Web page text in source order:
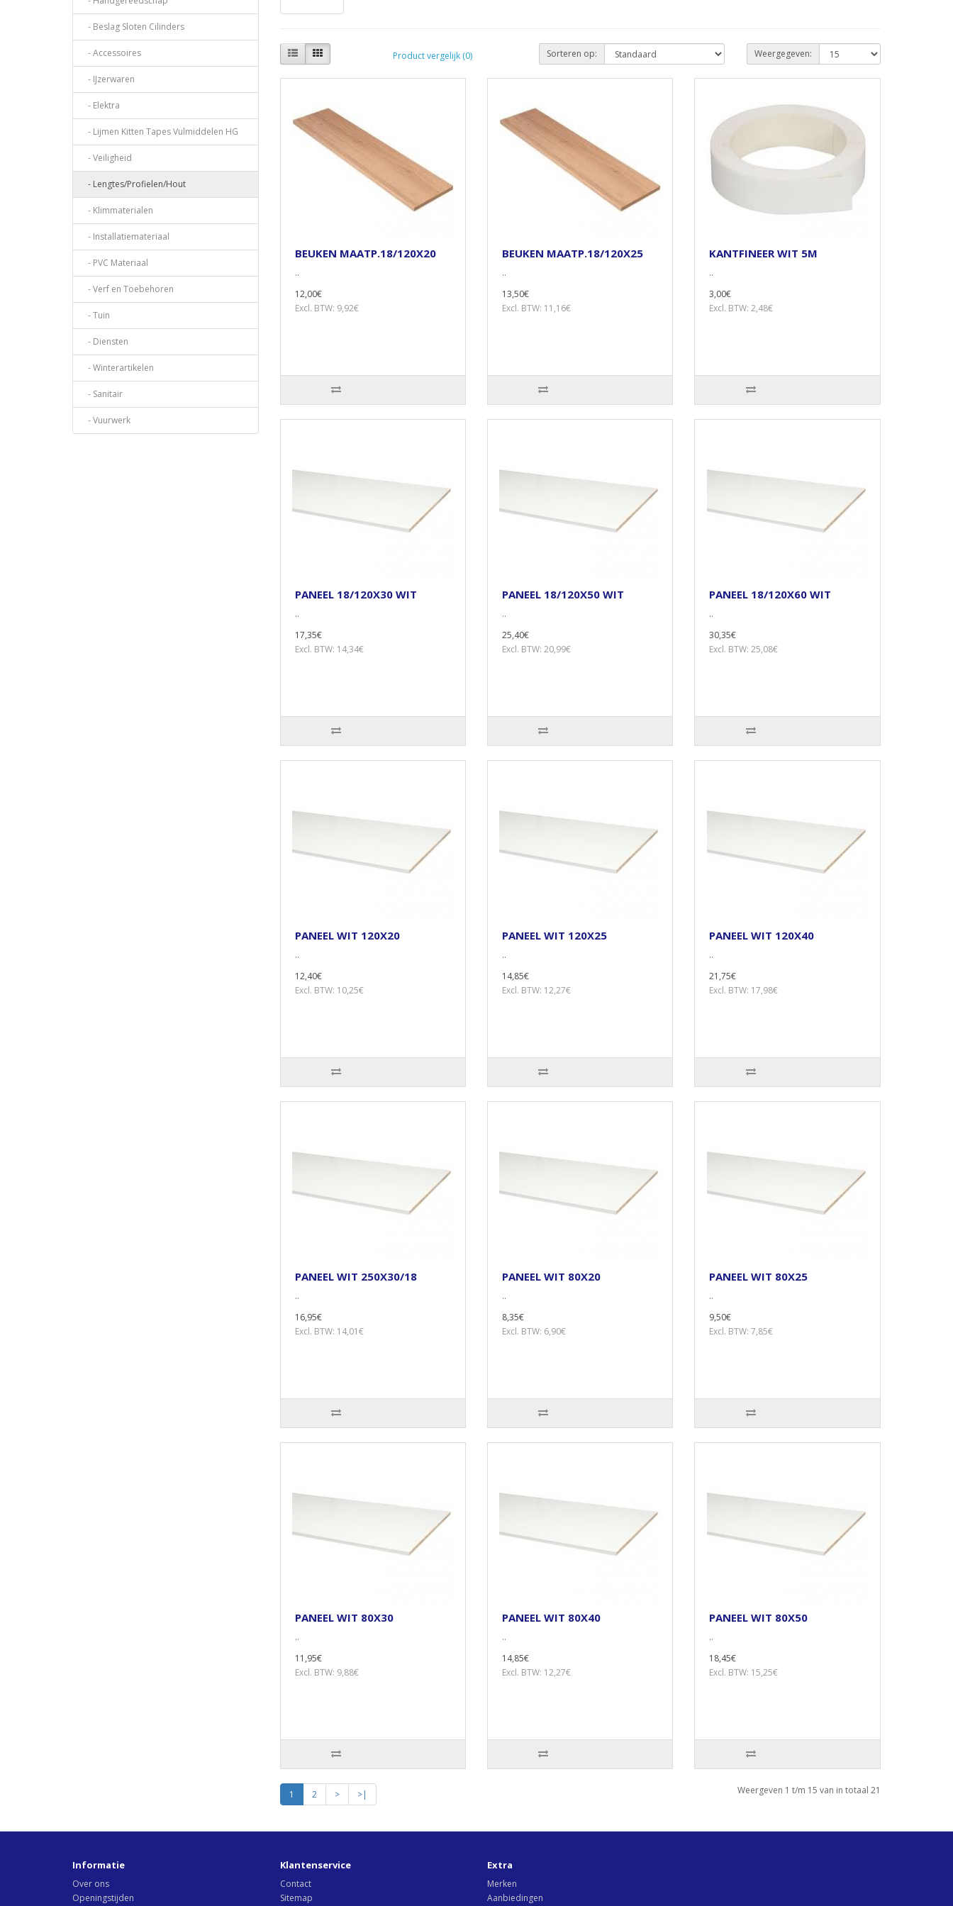
- Beslag Sloten Cilinders
- Accessoires
- IJzerwaren
- Elektra
- Lijmen Kitten Tapes Vulmiddelen HG
- Veiligheid
- Lengtes/Profielen/Hout
- Klimmaterialen
- Installatiemateriaal
- PVC Materiaal
- Verf en Toebehoren
- Tuin
- Diensten
- Winterartikelen
- Sanitair
- Vuurwerk
Product vergelijk (0) Sorteren op: Weergegeven:
BEUKEN MAATP.18/120X20
..
12,00€
Excl. BTW: 9,92€
BEUKEN MAATP.18/120X25
..
13,50€
Excl. BTW: 11,16€
KANTFINEER WIT 5M
..
3,00€
Excl. BTW: 2,48€
PANEEL 18/120X30 WIT
..
17,35€
Excl. BTW: 14,34€
PANEEL 18/120X50 WIT
..
25,40€
Excl. BTW: 20,99€
PANEEL 18/120X60 WIT
..
30,35€
Excl. BTW: 25,08€
PANEEL WIT 120X20
..
12,40€
Excl. BTW: 10,25€
PANEEL WIT 120X25
..
14,85€
Excl. BTW: 12,27€
PANEEL WIT 120X40
..
21,75€
Excl. BTW: 17,98€
PANEEL WIT 250X30/18
..
16,95€
Excl. BTW: 14,01€
PANEEL WIT 80X20
..
8,35€
Excl. BTW: 6,90€
PANEEL WIT 80X25
..
9,50€
Excl. BTW: 7,85€
PANEEL WIT 80X30
..
11,95€
Excl. BTW: 9,88€
PANEEL WIT 80X40
..
14,85€
Excl. BTW: 12,27€
PANEEL WIT 80X50
..
18,45€
Excl. BTW: 15,25€
1 2 > >| Weergeven 1 t/m 15 van in totaal 21
Informatie
Over ons
Openingstijden
Klantenservice
Contact
Sitemap
Extra
Merken
Aanbiedingen